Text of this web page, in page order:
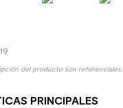
del producto son referenciales.
PRINCIPALES